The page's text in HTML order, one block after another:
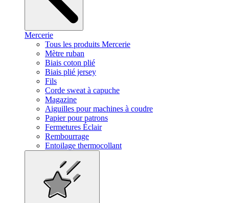
Mercerie
Tous les produits Mercerie
Mètre ruban
Biais coton plié
Biais plié jersey
Fils
Corde sweat à capuche
Magazine
Aiguilles pour machines à coudre
Papier pour patrons
Fermetures Éclair
Rembourrage
Entoilage thermocollant